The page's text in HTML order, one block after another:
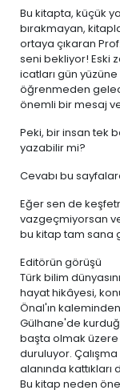
Bu kitapta, küçük
bırakmayan,
ortaya çıkaran
seni bekliyor! Eski
icatları gün
öğrenmeden
önemli bir mesaj
Peki, bir insan tek
yazabilir mi?
Cevabı bu
Eğer sen de
vazgeçmiyorsan
bu kitap tam sana
Editörün görüşü
Türk bilim
hayat hikâyesi,
Önal'ın
Gülhane'de
başta olmak
duruluyor.
alanında kattıkları
Bu kitap neden